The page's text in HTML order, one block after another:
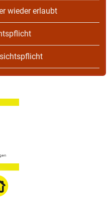
wieder erlaubt